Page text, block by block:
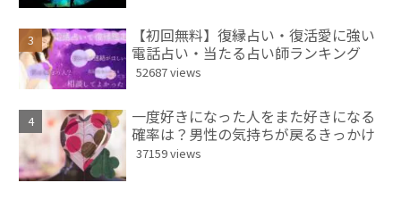
【初回無料】復縁占い・復活愛に強い
電話占い・当たる占い師ランキング
52687 views
一度好きになった人をまた好きになる
確率は？男性の気持ちが戻るきっかけ
37159 views